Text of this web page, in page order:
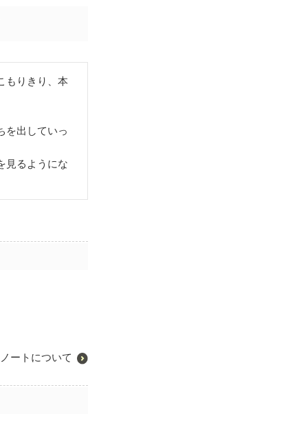
もりきり、本
を出していっ
見るようにな
ートについて